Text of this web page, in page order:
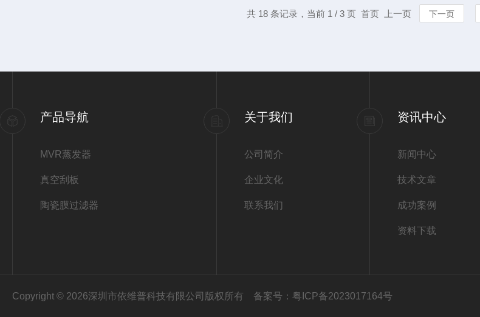
共 18 条记录，当前 1 / 3 页 首页 上一页 下一页
产品导航
MVR蒸发器
真空刮板
陶瓷膜过滤器
关于我们
公司简介
企业文化
联系我们
资讯中心
新闻中心
技术文章
成功案例
资料下载
Copyright © 2026深圳市依维普科技有限公司版权所有 备案号：粤ICP备2023017164号